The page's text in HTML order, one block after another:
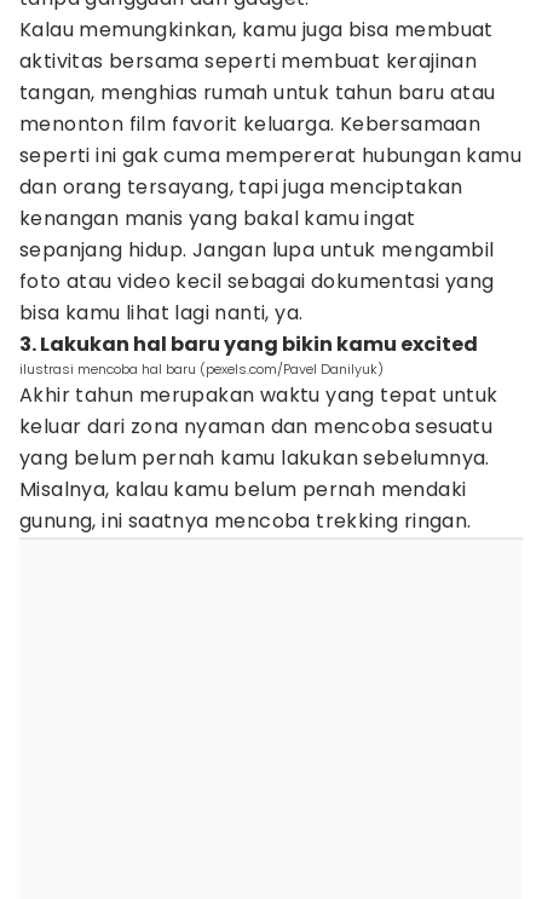
Kalau memungkinkan, kamu juga bisa membuat
aktivitas bersama seperti membuat kerajinan
tangan, menghias rumah untuk tahun baru atau
menonton film favorit keluarga. Kebersamaan
seperti ini gak cuma mempererat hubungan kamu
dan orang tersayang, tapi juga menciptakan
kenangan manis yang bakal kamu ingat
sepanjang hidup. Jangan lupa untuk mengambil
foto atau video kecil sebagai dokumentasi yang
bisa kamu lihat lagi nanti, ya.
3. Lakukan hal baru yang bikin kamu excited
ilustrasi mencoba hal baru (pexels.com/Pavel Danilyuk)
Akhir tahun merupakan waktu yang tepat untuk
keluar dari zona nyaman dan mencoba sesuatu
yang belum pernah kamu lakukan sebelumnya.
Misalnya, kalau kamu belum pernah mendaki
gunung, ini saatnya mencoba trekking ringan.